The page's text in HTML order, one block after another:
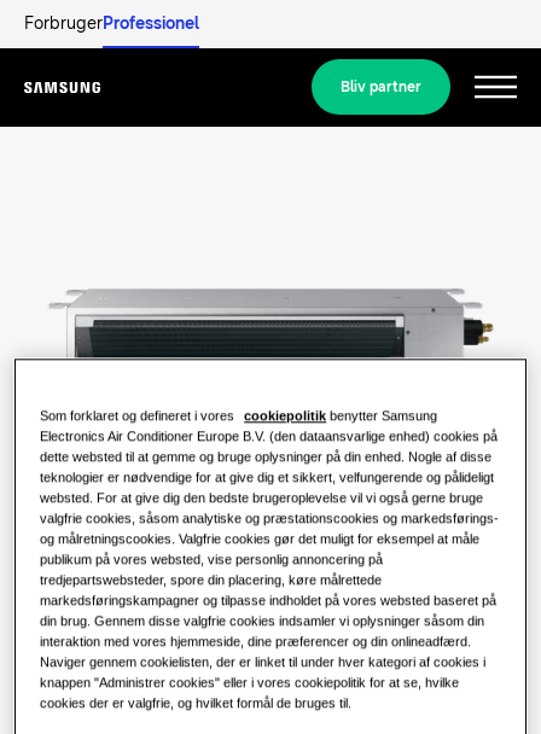
ForbrugerProfessionel
Menu
Bliv partner
Populære produkter
LØSNINGER TIL DIT HJEM
Varmepumpeløsninger
LØSNINGER TIL ERHVERVSBYGNINGER
Løsninger til klimaanlæg
Fjernbetjeninger
Udforsk
LØSNINGER TIL BOLIGER
Hvad er en varmepumpe, og hvordan
fungerer den?
Fordele ved en varmepumpe
Hvad er et klimaanlæg, og hvordan
fungerer det?
LØSNINGER TIL ERHVERV
Professionelle
Samsung
KAPACITET: 1.7kW
LSP-kanalfordamper (uden pumpe)
Som forklaret og defineret i vores cookiepolitik benytter Samsung
Electronics Air Conditioner Europe B.V. (den dataansvarlige enhed) cookies på
dette websted til at gemme og bruge oplysninger på din enhed. Nogle af disse
teknologier er nødvendige for at give dig et sikkert, velfungerende og pålideligt
websted. For at give dig den bedste brugeroplevelse vil vi også gerne bruge
valgfrie cookies, såsom analytiske og præstationscookies og markedsførings-
og målretningscookies. Valgfrie cookies gør det muligt for eksempel at måle
publikum på vores websted, vise personlig annoncering på
tredjepartswebsteder, spore din placering, køre målrettede
markedsføringskampagner og tilpasse indholdet på vores websted baseret på
din brug. Gennem disse valgfrie cookies indsamler vi oplysninger såsom din
interaktion med vores hjemmeside, dine præferencer og din onlineadfærd.
Naviger gennem cookielisten, der er linket til under hver kategori af cookies i
knappen "Administrer cookies" eller i vores cookiepolitik for at se, hvilke
cookies der er valgfrie, og hvilket formål de bruges til.